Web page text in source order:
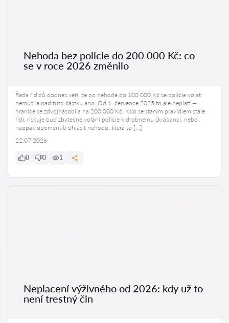
Nehoda bez policie do 200 000 Kč: co
se v roce 2026 změnilo
Řada řidičů dodnes věří, že po nehodě do 100 000 Kč se policie volat
nemusí a nad tuto částku ano. Od 1. července 2025 to ale neplatí —
hranice se zdvojnásobila na 200 000 Kč. Kdo se starým pravidlem stále
řídí, riskuje buď zbytečné volání policie k drobnému škrábanci, nebo
naopak opomenutí ohlásit nehodu, která to […]
22.07.2026
0 0 1
Neplacení výživného od 2026: kdy už to
není trestný čin